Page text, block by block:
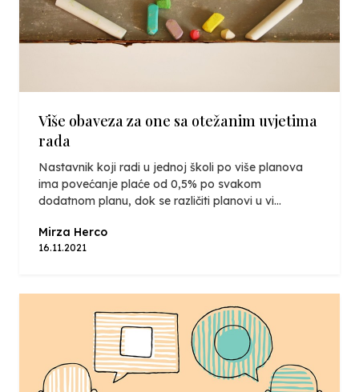
Više obaveza za one sa otežanim uvjetima
rada
Nastavnik koji radi u jednoj školi po više planova
ima povećanje plaće od 0,5% po svakom
dodatnom planu, dok se različiti planovi u vi...
Mirza Herco
16.11.2021